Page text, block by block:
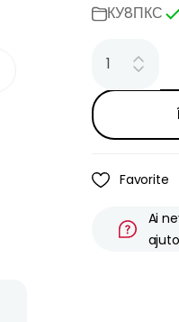
КУ8ПКС
Favorite
Ai